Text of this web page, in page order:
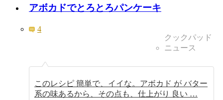
アボカドでとろとろパンケーキ
4
クックパッド
ニュース
このレシピ 簡単で、イイな。アボカド が バター
系の味あるから、その点も、仕上がり 良い …